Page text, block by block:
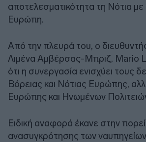
αποτελεσματικότητα τη Νότια
Ευρώπη.
Από την πλευρά του, ο
Λιμένα Αμβέρσας-Μπριζ, Mario
ότι η συνεργασία ενισχύει τους
Βόρειας και Νότιας Ευρώπης,
Ευρώπης και Ηνωμένων
Ειδική αναφορά έκανε στην
ανασυγκρότησης των